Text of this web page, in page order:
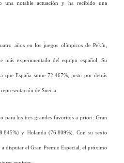
una notable actuación y ha recibido una
años en los juegos olímpicos de Pekín,
más experimentado del equipo español. Su
que España sume 72.467%, justo por detrás
de Suecia.
para los tres grandes favoritos a priori: Gran
y Holanda (76.809%). Con su sexto
a disputar el Gran Premio Especial, el próximo